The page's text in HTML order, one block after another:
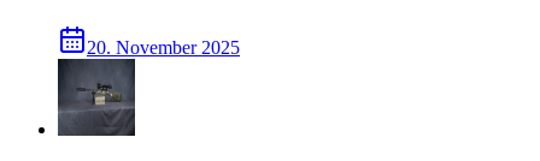
20. November 2025